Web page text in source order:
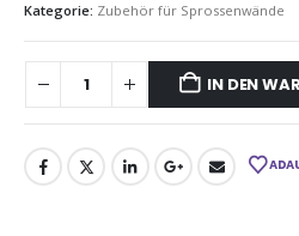
Kategorie: Zubehör für Sprossenwände
IN DEN